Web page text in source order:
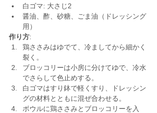
白ゴマ: 大さじ2
醤油、酢、砂糖、ごま油（ドレッシング
用）
作り方:
鶏ささみはゆでて、冷ましてから細かく
裂く。
ブロッコリーは小房に分けてゆで、冷水
でさらして色止めする。
白ゴマはすり鉢で軽くすり、ドレッシン
グの材料とともに混ぜ合わせる。
ボウルに鶏ささみとブロッコリーを入